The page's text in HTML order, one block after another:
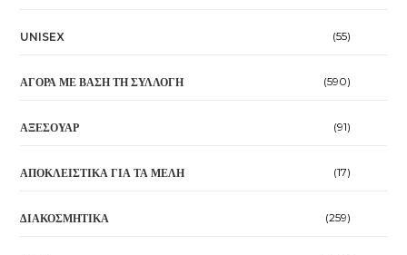
UNISEX (55)
ΑΓΟΡΆ ΜΕ ΒΆΣΗ ΤΗ ΣΥΛΛΟΓΉ (590)
ΑΞΕΣΟΥΆΡ (91)
ΑΠΟΚΛΕΙΣΤΙΚΆ ΓΙΑ ΤΑ ΜΈΛΗ (17)
ΔΙΑΚΟΣΜΗΤΙΚΆ (259)